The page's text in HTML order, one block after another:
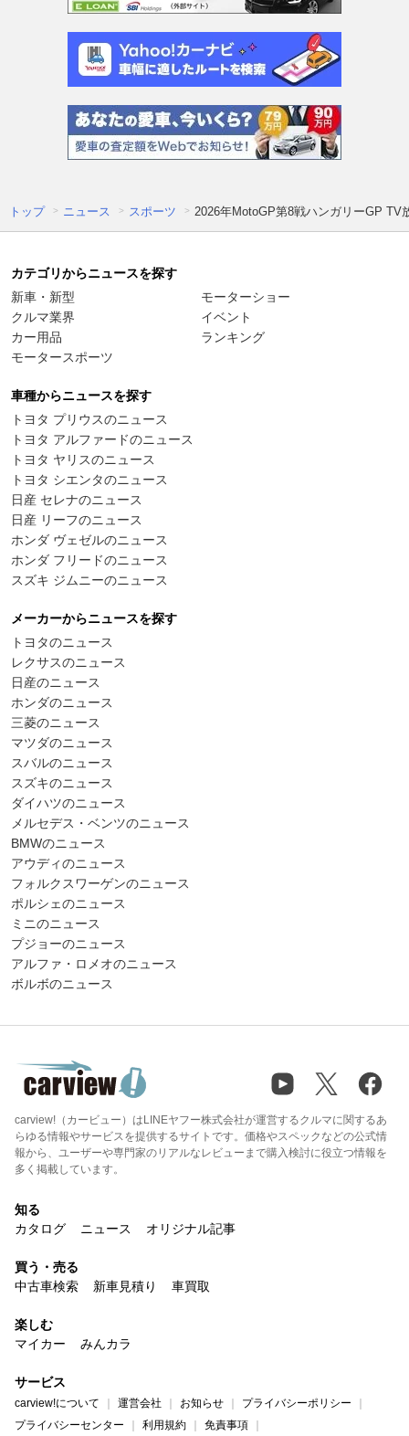
トップ ニュース スポーツ 2026年MotoGP第8戦ハンガリーGP TV
カテゴリからニュースを探す
新車・新型
クルマ業界
カー用品
モータースポーツ
モーターショー
イベント
ランキング
車種からニュースを探す
トヨタ プリウスのニュース
トヨタ アルファードのニュース
トヨタ ヤリスのニュース
トヨタ シエンタのニュース
日産 セレナのニュース
日産 リーフのニュース
ホンダ ヴェゼルのニュース
ホンダ フリードのニュース
スズキ ジムニーのニュース
メーカーからニュースを探す
トヨタのニュース
レクサスのニュース
日産のニュース
ホンダのニュース
三菱のニュース
マツダのニュース
スバルのニュース
スズキのニュース
ダイハツのニュース
メルセデス・ベンツのニュース
BMWのニュース
アウディのニュース
フォルクスワーゲンのニュース
ポルシェのニュース
ミニのニュース
プジョーのニュース
アルファ・ロメオのニュース
ボルボのニュース
carview!（カービュー）はLINEヤフー株式会社が運営するクルマに関するあ
らゆる情報やサービスを提供するサイトです。価格やスペックなどの公式情
報から、ユーザーや専門家のリアルなレビューまで購入検討に役立つ情報を
多く掲載しています。
知る
カタログ
ニュース オリジナル記事
買う・売る
中古車検索
新車見積り 車買取
楽しむ
マイカー
みんカラ
サービス
carview!について 運営会社 お知らせ
プライバシーポリシー
プライバシーセンター
利用規約 免責事項